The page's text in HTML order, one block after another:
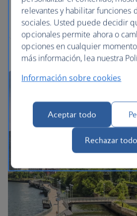
relevantes y habilitar funciones
sociales. Usted puede decidir
opcionales permite ahora o
opciones en cualquier
más información, lea nuestra
Información sobre cookies
Aceptar todo
Rechazar todo